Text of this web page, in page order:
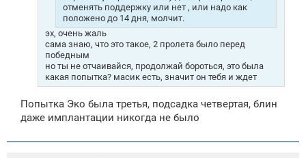
отменять поддержку или нет , или надо как
положено до 14 дня, молчит.
эх, очень жаль
сама знаю, что это такое, 2 пролета было перед
победным
но ты не отчаивайся, продолжай бороться, это была
какая попытка? масик есть, значит он тебя и ждет
Попытка Эко была третья, подсадка четвертая, блин
даже имплантации никогда не было